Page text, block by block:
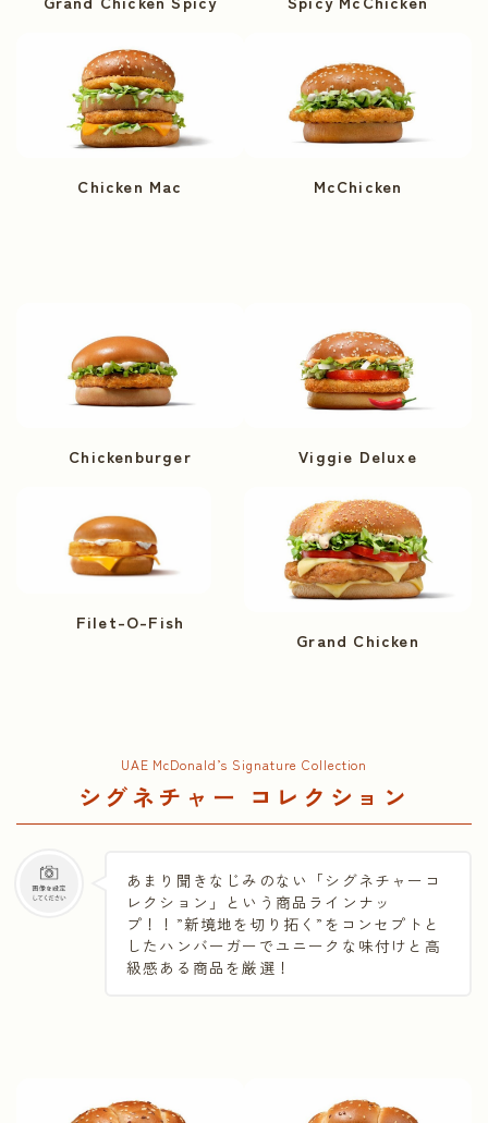
Chicken Mac McChicken
Chickenburger
Filet-O-Fish
Viggie Deluxe
Grand Chicken
UAE McDonald’s Signature Collection
シグネチャー コレクション
あまり聞きなじみのない「シグネチャーコ
レクション」という商品ラインナッ
プ！！”新境地を切り拓く”をコンセプトと
したハンバーガーでユニークな味付けと高
級感ある商品を厳選！